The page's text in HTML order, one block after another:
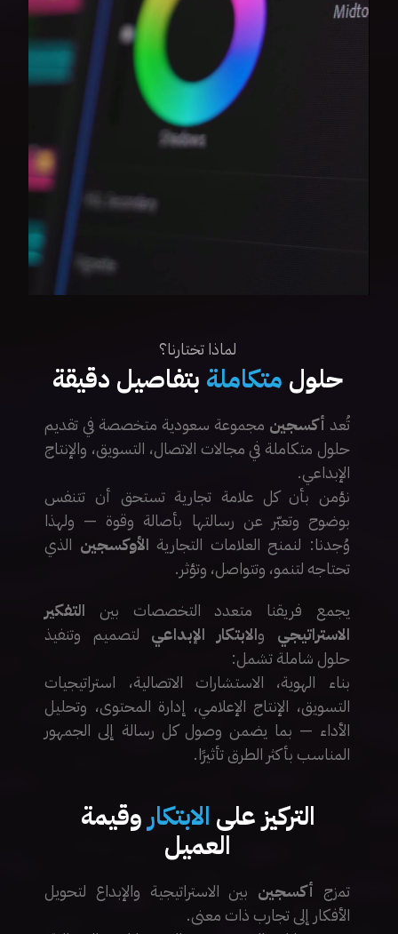
لماذا تختارنا؟
حلول متكاملة بتفاصيل دقيقة
تُعد أكسجين مجموعة سعودية متخصصة في تقديم
حلول متكاملة في مجالات الاتصال، التسويق، والإنتاج
الإبداعي.
نؤمن بأن كل علامة تجارية تستحق أن تتنفس
بوضوح وتعبّر عن رسالتها بأصالة وقوة — ولهذا
وُجدنا: لنمنح العلامات التجارية الأوكسجين الذي
تحتاجه لتنمو، وتتواصل، وتؤثر.
يجمع فريقنا متعدد التخصصات بين التفكير
الاستراتيجي والابتكار الإبداعي لتصميم وتنفيذ
حلول شاملة تشمل:
بناء الهوية، الاستشارات الاتصالية، استراتيجيات
التسويق، الإنتاج الإعلامي، إدارة المحتوى، وتحليل
الأداء — بما يضمن وصول كل رسالة إلى الجمهور
المناسب بأكثر الطرق تأثيرًا.
التركيز على الابتكاروقيمة
العميل
تمزج أكسجين بين الاستراتيجية والإبداع لتحويل
الأفكار إلى تجارب ذات معنى.